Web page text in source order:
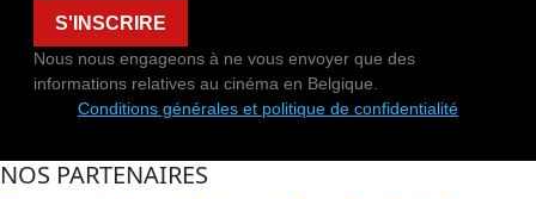
S'INSCRIRE
Nous nous engageons à ne vous envoyer que des
informations relatives au cinéma en Belgique.
Conditions générales et politique de confidentialité
NOS PARTENAIRES